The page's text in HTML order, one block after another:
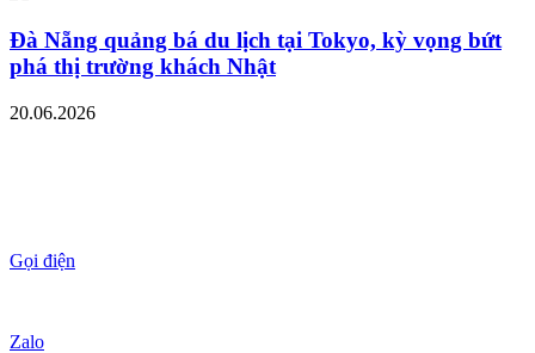
Đà Nẵng quảng bá du lịch tại Tokyo, kỳ vọng bứt
phá thị trường khách Nhật
20.06.2026
Gọi điện
Zalo